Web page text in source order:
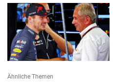
Ähnliche Themen